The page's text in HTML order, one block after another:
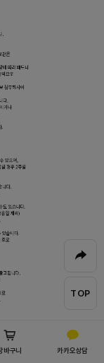
TOP
바구니 카카오상담